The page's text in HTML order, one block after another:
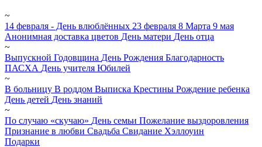
~
14 февраля - День влюблённых 23 февраля 8 Марта 9 мая
Анонимная доставка цветов День матери День отца
~
Выпускной Годовщина День Рождения Благодарность
ПАСХА День учителя Юбилей
~
В больницу В роддом Выписка Крестины Рождение ребенка
День детей День знаний
~
По случаю «скучаю» День семьи Пожелание выздоровления
Признание в любви Свадьба Свидание Хэллоуин
Подарки